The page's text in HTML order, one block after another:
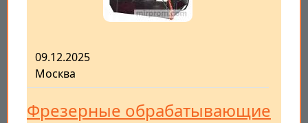
09.12.2025
Москва
Фрезерные обрабатывающие